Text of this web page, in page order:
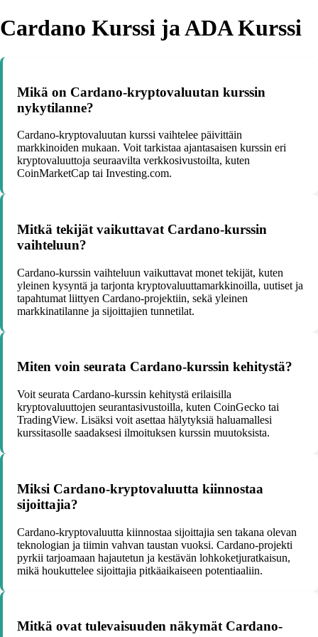
Cardano Kurssi ja ADA Kurssi
Mikä on Cardano-kryptovaluutan kurssin
nykytilanne?
Cardano-kryptovaluutan kurssi vaihtelee päivittäin
markkinoiden mukaan. Voit tarkistaa ajantasaisen kurssin eri
kryptovaluuttoja seuraavilta verkkosivustoilta, kuten
CoinMarketCap tai Investing.com.
Mitkä tekijät vaikuttavat Cardano-kurssin
vaihteluun?
Cardano-kurssin vaihteluun vaikuttavat monet tekijät, kuten
yleinen kysyntä ja tarjonta kryptovaluuttamarkkinoilla, uutiset ja
tapahtumat liittyen Cardano-projektiin, sekä yleinen
markkinatilanne ja sijoittajien tunnetilat.
Miten voin seurata Cardano-kurssin kehitystä?
Voit seurata Cardano-kurssin kehitystä erilaisilla
kryptovaluuttojen seurantasivustoilla, kuten CoinGecko tai
TradingView. Lisäksi voit asettaa hälytyksiä haluamallesi
kurssitasolle saadaksesi ilmoituksen kurssin muutoksista.
Miksi Cardano-kryptovaluutta kiinnostaa
sijoittajia?
Cardano-kryptovaluutta kiinnostaa sijoittajia sen takana olevan
teknologian ja tiimin vahvan taustan vuoksi. Cardano-projekti
pyrkii tarjoamaan hajautetun ja kestävän lohkoketjuratkaisun,
mikä houkuttelee sijoittajia pitkäaikaiseen potentiaaliin.
Mitkä ovat tulevaisuuden näkymät Cardano-